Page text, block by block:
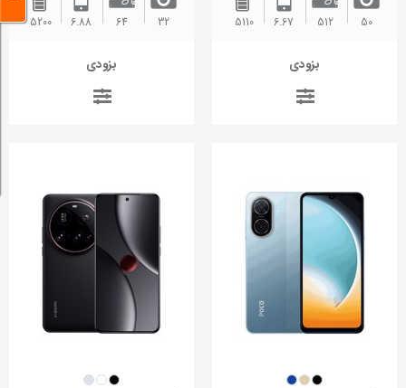
50
512
6.67
5110 ‌
بزودی
32
64
6.88
5200 ‌
بزودی